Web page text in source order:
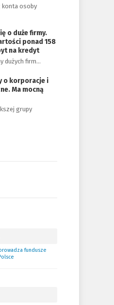
konta osoby
o duże firmy.
ponad 158
na kredyt
dużych firm…
o korporacje i
Ma mocną
grupy
fundusze